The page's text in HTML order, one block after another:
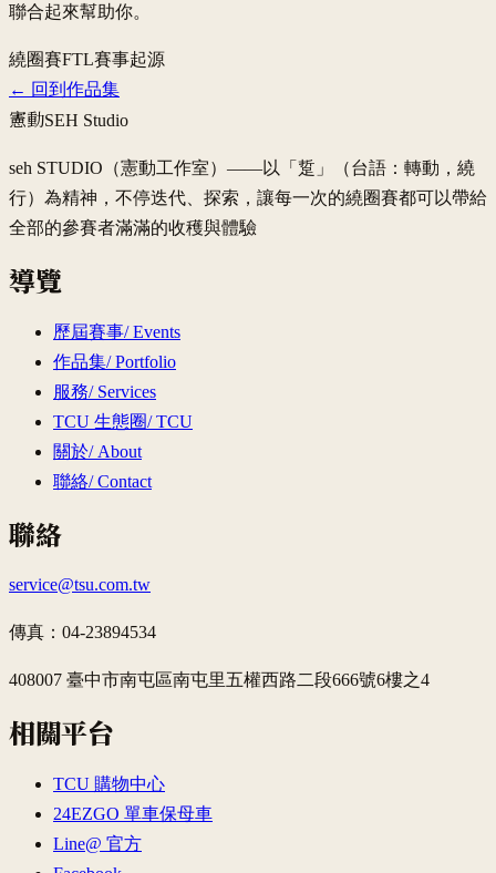
聯合起來幫助你。
繞圈賽FTL賽事起源
← 回到作品集
憲動SEH Studio
seh STUDIO（憲動工作室）——以「踅」（台語：轉動，繞
行）為精神，不停迭代、探索，讓每一次的繞圈賽都可以帶給
全部的參賽者滿滿的收穫與體驗
導覽
歷屆賽事/Events
作品集/Portfolio
服務/ Services
TCU 生態圈/TCU
關於/ About
聯絡/Contact
聯絡
service@tsu.com.tw
傳真： 04-23894534
408007 臺中市南屯區南屯里五權西路二段666號6樓之4
相關平台
TCU 購物中心
24EZGO 單車保母車
Line@ 官方